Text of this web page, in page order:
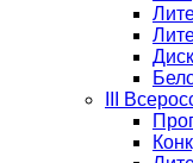
III